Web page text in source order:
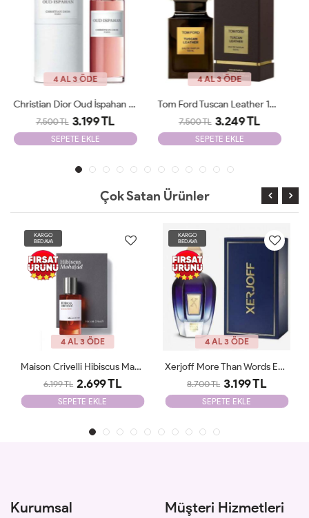
4 AL 3 ÖDE
Tom Ford Tuscan Leather 100 Ml JLT
7.500 TL 3.249 TL
SEPETE EKLE
4 AL 3 ÖDE
10.000 TL 4.100 TL
SEPETE EKLE
Çok Satan Ürünler
KARGO
BEDAVA
4 AL 3 ÖDE
Xerjoff More Than Words EDP 100 Ml Parfüm ARC JLT Unisex
8.700 TL 3.199 TL
SEPETE EKLE
KARGO
BEDAVA
4 AL 3 ÖDE
Vanilla Powder MATİERE PREMİERE 100ml JLT
8.700 TL 2.780 TL
SEPETE EKLE
Kurumsal Müşteri Hizmetleri